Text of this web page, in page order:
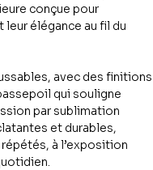
conçue pour
élégance au fil du
avec des finitions
qui souligne
par sublimation
et durables,
à l’exposition